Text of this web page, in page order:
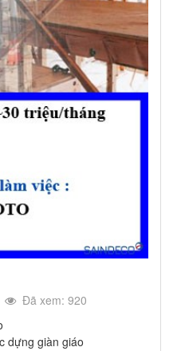
Đã xem: 920
dựng giàn giáo